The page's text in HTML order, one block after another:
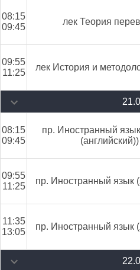
08:15
09:45
лек Теория
09:55
11:25
лек История и
08:15
09:45
пр. Иностранный
(английский))
09:55
11:25
пр. Иностранный язык
11:35
13:05
пр. Иностранный язык